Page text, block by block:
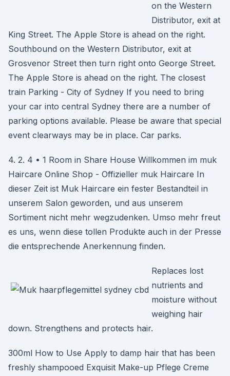
on the Western
Distributor, exit at
King Street. The Apple Store is ahead on the right.
Southbound on the Western Distributor, exit at
Grosvenor Street then turn right onto George Street.
The Apple Store is ahead on the right. The closest
train Parking - City of Sydney If you need to bring
your car into central Sydney there are a number of
parking options available. Please be aware that special
event clearways may be in place. Car parks.
4. 2. 4 • 1 Room in Share House Willkommen im muk
Haircare Online Shop - Offizieller muk Haircare In
dieser Zeit ist Muk Haircare ein fester Bestandteil in
unserem Salon geworden, und aus unserem
Sortiment nicht mehr wegzudenken. Umso mehr freut
es uns, wenn diese tollen Produkte auch in der Presse
die entsprechende Anerkennung finden.
Replaces lost
nutrients and
moisture without
weighing hair
down. Strengthens and protects hair.
300ml How to Use Apply to damp hair that has been
freshly shampooed Exquisit Make-up Pflege Creme